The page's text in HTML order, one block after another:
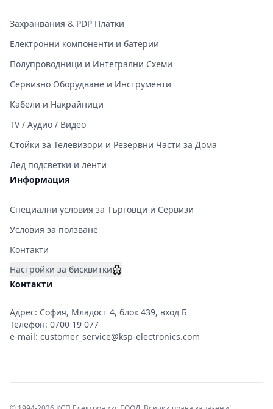
Захранвания & PDP Платки
Електронни компоненти и батерии
Полупроводници и Интегрални Схеми
Сервизно Оборудване и Инструменти
Кабели и Накрайници
TV / Аудио / Видео
Стойки за Телевизори и Резервни Части за Дома
Лед подсветки и ленти
Информация
Специални условия за Търговци и Сервизи
Условия за ползване
Контакти
Настройки за бисквитки
Контакти
Адрес: София, Младост 4, блок 439, вход Б
Телефон: 0700 19 077
e-mail: customer_service@ksp-electronics.com